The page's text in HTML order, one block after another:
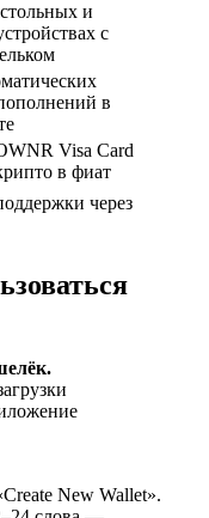
и
с
в
Visa Card
в фиат
через
New Wallet».